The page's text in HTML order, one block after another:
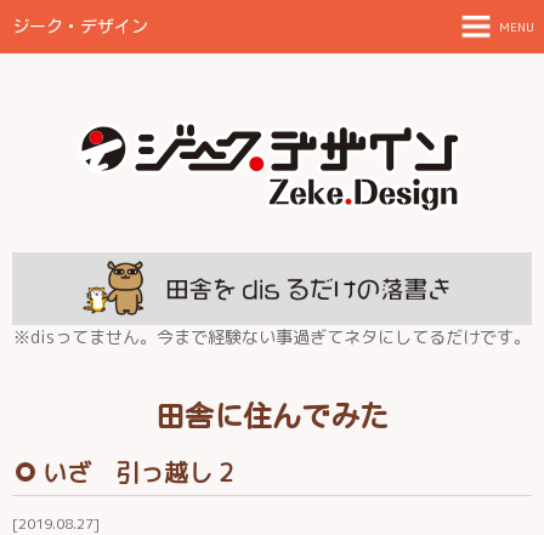
ジーク・デザイン MENU
ご案内とお願い
放浪日記
※disってません。今まで経験ない事過ぎてネタにしてるだけです。
田舎に住んでみた
2019.08.27
いざ 引っ越し 2